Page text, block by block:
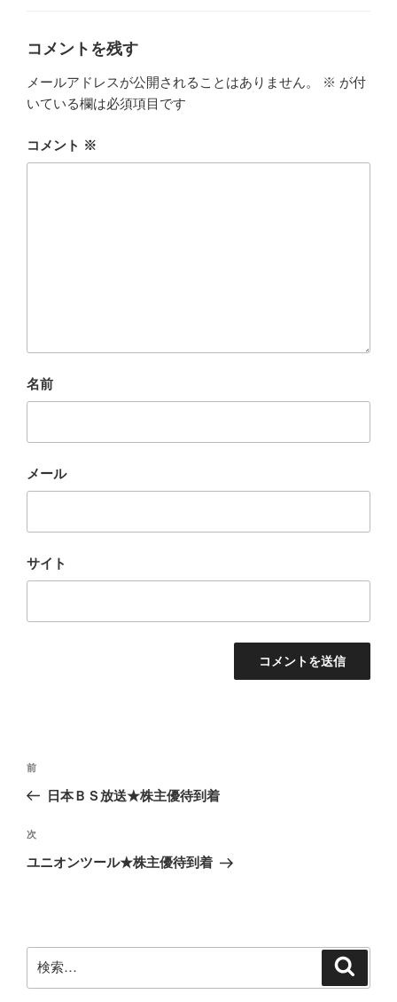
コメントを残す
メールアドレスが公開されることはありません。 ※ が付
いている欄は必須項目です
コメント ※
名前
メール
サイト
投
ナ
ビ
ゲ
ン
前
の
稿
前
日本ＢＳ放送★株主優待到着
次
の
次
ユニオンツール★株主優待到着
索: